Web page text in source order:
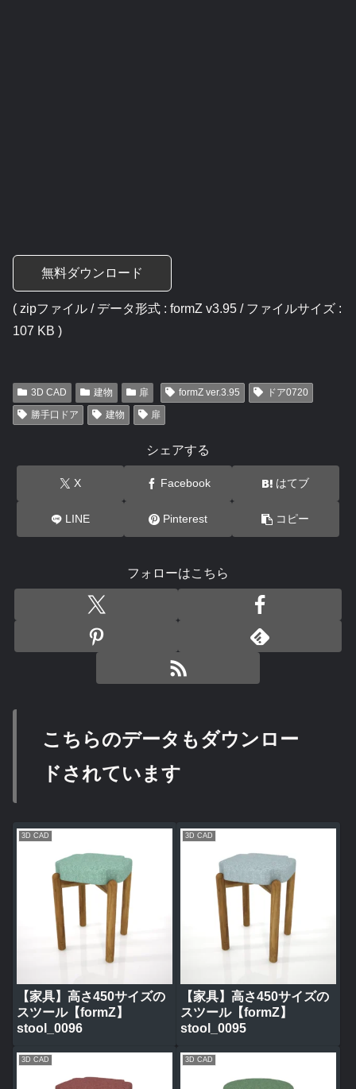
無料ダウンロード
( zipファイル / データ形式 : formZ v3.95 / ファイルサイズ :
107 KB )
3D CAD 建物 扉 formZ ver.3.95
ドア0720
勝手口ドア
建物 扉
シェアする
X Facebook はてブ
LINE Pinterest コピー
フォローはこちら
こちらのデータもダウンロー
ドされています
3D CAD
【家具】高さ450サイズの
スツール【formZ】
stool_0096
3D CAD
【家具】高さ450サイズの
スツール【formZ】
stool_0095
3D CAD 3D CAD